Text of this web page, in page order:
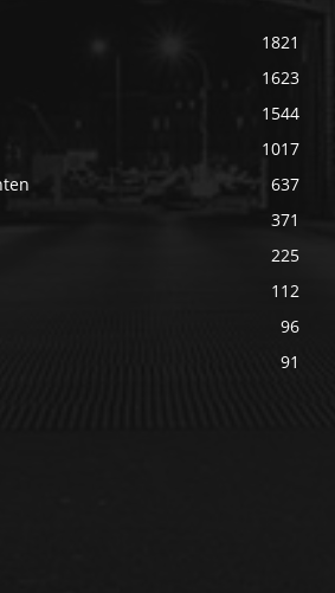
1821
1623
1544
1017
637
371
225
112
96
91